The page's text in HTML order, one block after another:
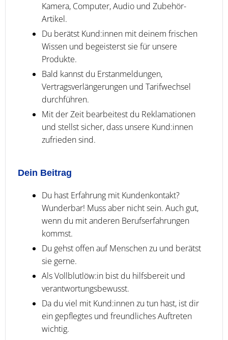
Kamera, Computer, Audio und Zubehör-
Artikel.
Du berätst Kund:innen mit deinem frischen
Wissen und begeisterst sie für unsere
Produkte.
Bald kannst du Erstanmeldungen,
Vertragsverlängerungen und Tarifwechsel
durchführen.
Mit der Zeit bearbeitest du Reklamationen
und stellst sicher, dass unsere Kund:innen
zufrieden sind.
Dein Beitrag
Du hast Erfahrung mit Kundenkontakt?
Wunderbar! Muss aber nicht sein. Auch gut,
wenn du mit anderen Berufserfahrungen
kommst.
Du gehst offen auf Menschen zu und berätst
sie gerne.
Als Vollblutlöw:in bist du hilfsbereit und
verantwortungsbewusst.
Da du viel mit Kund:innen zu tun hast, ist dir
ein gepflegtes und freundliches Auftreten
wichtig.